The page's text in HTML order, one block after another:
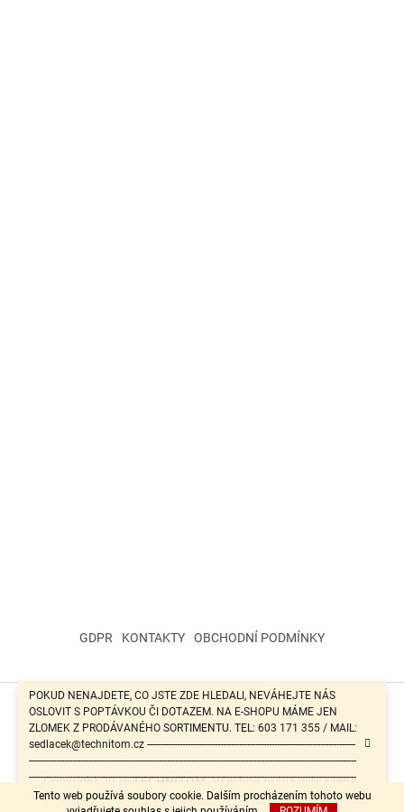
Tento web používá soubory cookie. Dalším procházením tohoto webu
POKUD NENAJDETE, CO JSTE ZDE HLEDALI, NEVÁHEJTE NÁS
OSLOVIT S POPTÁVKOU ČI DOTAZEM. NA E-SHOPU MÁME JEN
ZLOMEK Z PRODÁVANÉHO SORTIMENTU. TEL: 603 171 355 / MAIL:
sedlacek@technitom.cz -----------------------------------------------------------------------------
-------------------------------------------------------------------------------------------------------------------------
-------------------------------------------------------------------------------------------------------------------------
-------------------------------------------------------
GDPR KONTAKTY OBCHODNÍ PODMÍNKY
Vytvořil Shoptet
Copyright 2026TECHNITOM. Všechna práva vyhrazena.